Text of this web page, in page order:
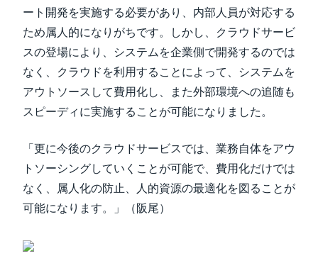
ート開発を実施する必要があり、内部人員が対応する
ため属人的になりがちです。しかし、クラウドサービ
スの登場により、システムを企業側で開発するのでは
なく、クラウドを利用することによって、システムを
アウトソースして費用化し、また外部環境への追随も
スピーディに実施することが可能になりました。
「更に今後のクラウドサービスでは、業務自体をアウ
トソーシングしていくことが可能で、費用化だけでは
なく、属人化の防止、人的資源の最適化を図ることが
可能になります。」（阪尾）